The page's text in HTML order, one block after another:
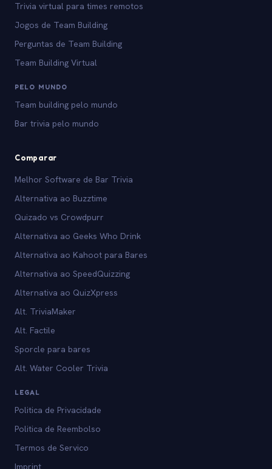
Trivia virtual para times remotos
Jogos de Team Building
Perguntas de Team Building
Team Building Virtual
PELO MUNDO
Team building pelo mundo
Bar trivia pelo mundo
Comparar
Melhor Software de Bar Trivia
Alternativa ao Buzztime
Quizado vs Crowdpurr
Alternativa ao Geeks Who Drink
Alternativa ao Kahoot para Bares
Alternativa ao SpeedQuizzing
Alternativa ao QuizXpress
Alt. TriviaMaker
Alt. Factile
Sporcle para bares
Alt. Water Cooler Trivia
LEGAL
Politica de Privacidade
Politica de Reembolso
Termos de Servico
Imprint